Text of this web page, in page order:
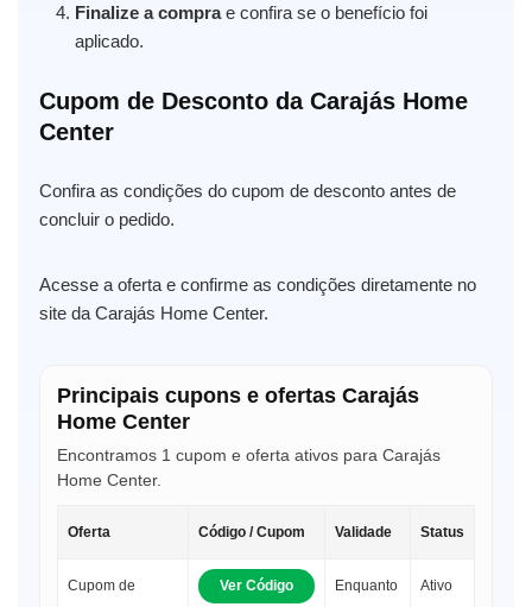
Finalize a comprae confira se o benefício foi
aplicado.
Cupom de Desconto da Carajás Home
Center
Confira as condições do cupom de desconto antes de
concluir o pedido.
Acesse a oferta e confirme as condições diretamente no
site da Carajás Home Center.
Principais cupons e ofertas Carajás
Home Center
Encontramos 1 cupom e oferta ativos para Carajás
Home Center.
Oferta Código / Cupom Validade Status
Cupom de Ver Código Enquanto Ativo